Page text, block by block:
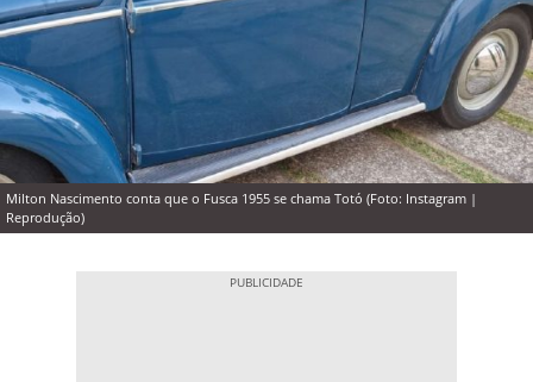
Milton Nascimento conta que o Fusca 1955 se chama Totó (Foto: Instagram |
Reprodução)